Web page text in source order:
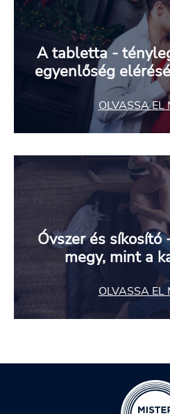
A tabletta -
egyenlőség
OLVASSA EL
Óvszer és síkosító
megy, mint a
OLVASSA EL